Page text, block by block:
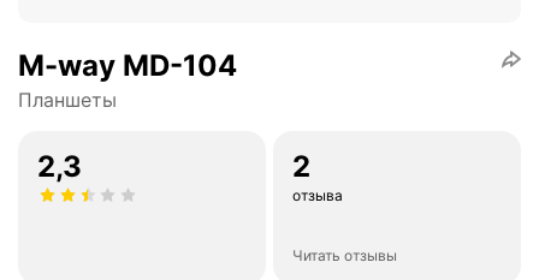
M-way MD-104
Планшеты
2,3 2
отзыва
Читать отзывы